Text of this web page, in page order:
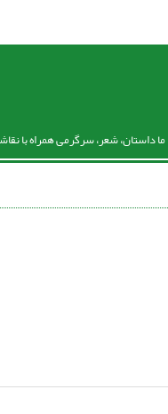
داستان، شعر، سرگرمی همراه با